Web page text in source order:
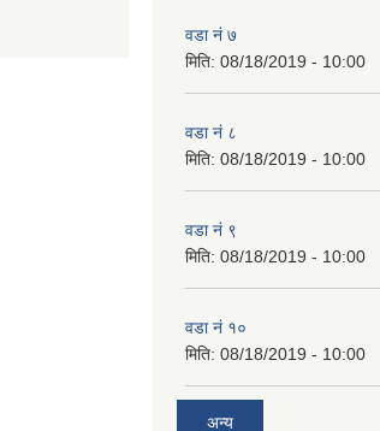
वडा नं ८
मिति: 08/18/2019 - 10:00
वडा नं ९
मिति: 08/18/2019 - 10:00
वडा नं १०
मिति: 08/18/2019 - 10:00
अन्य